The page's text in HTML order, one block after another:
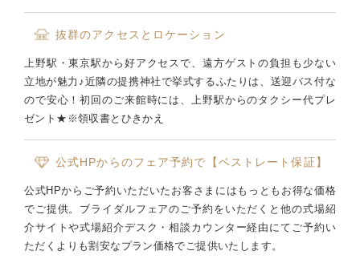
抜群のアクセスとロケーション
上野駅・東京駅から好アクセスで、遠方ゲストの負担も少ない
立地が魅力♪近隣の提携神社で挙式するふたりは、送迎バス付な
ので安心！初回のご来館時には、上野駅からのタクシー代プレ
ゼント★※領収書とひきかえ
公式HPからのフェア予約で【ベストレート保証】
公式HPからご予約いただいたお客さまにはもっともお得な価格
でご提供。ブライダルフェアのご予約をいただくと他の式場紹
介サイトや式場紹介デスク・相談カウンター経由にてご予約い
ただくよりも割安なプラン価格でご提供いたします。